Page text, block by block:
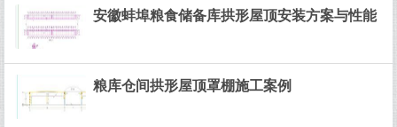
安徽蚌埠粮食储备库拱形屋顶安装方案与性能
粮库仓间拱形屋顶罩棚施工案例